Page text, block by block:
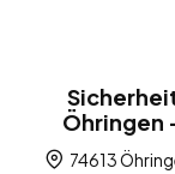
Öhringen
74613